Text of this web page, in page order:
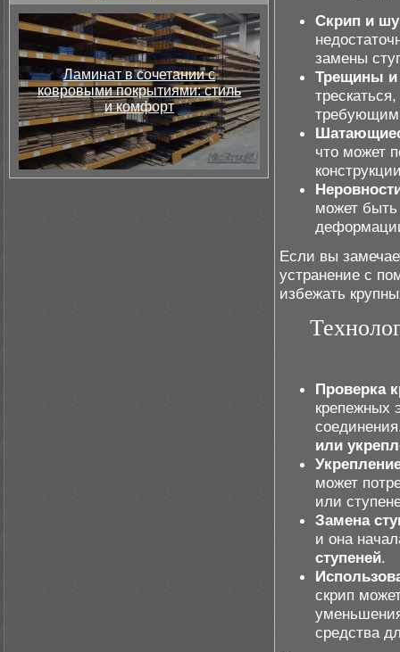
Ламинат в сочетании с
ковровыми покрытиями: стиль
и комфорт
Скрип и
замены
Трещины и
требующим
что может
может быть
Если вы
устранение с
избежать
Проверка
крепежных
или
может
или
Замена
и она
ступеней.
скрип
средства